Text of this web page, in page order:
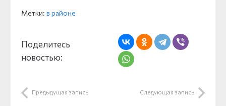
Метки: в районе
Поделитесь
новостью:
Предыдущая запись Следующая запись